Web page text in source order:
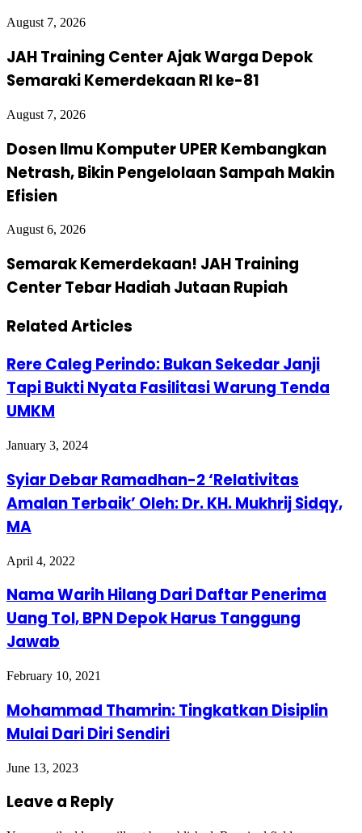
August 7, 2026
JAH Training Center Ajak Warga Depok
Semaraki Kemerdekaan RI ke-81
August 7, 2026
Dosen Ilmu Komputer UPER Kembangkan
Netrash, Bikin Pengelolaan Sampah Makin
Efisien
August 6, 2026
Semarak Kemerdekaan! JAH Training
Center Tebar Hadiah Jutaan Rupiah
Related Articles
Rere Caleg Perindo: Bukan Sekedar Janji
Tapi Bukti Nyata Fasilitasi Warung Tenda
UMKM
January 3, 2024
Syiar Debar Ramadhan-2 ‘Relativitas
Amalan Terbaik’ Oleh: Dr. KH. Mukhrij Sidqy,
MA
April 4, 2022
Nama Warih Hilang Dari Daftar Penerima
Uang Tol, BPN Depok Harus Tanggung
Jawab
February 10, 2021
Mohammad Thamrin: Tingkatkan Disiplin
Mulai Dari Diri Sendiri
June 13, 2023
Leave a Reply